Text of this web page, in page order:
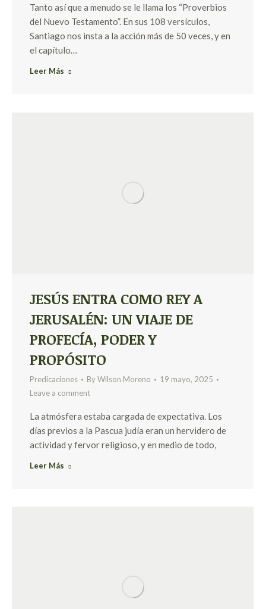
Tanto así que a menudo se le llama los “Proverbios
del Nuevo Testamento”. En sus 108 versículos,
Santiago nos insta a la acción más de 50 veces, y en
el capítulo…
Leer Más
JESÚS ENTRA COMO REY A
JERUSALÉN: UN VIAJE DE
PROFECÍA, PODER Y
PROPÓSITO
Predicaciones ByWilson Moreno
19 mayo, 2025
Leave a comment
La atmósfera estaba cargada de expectativa. Los
días previos a la Pascua judía eran un hervidero de
actividad y fervor religioso, y en medio de todo,
Leer Más